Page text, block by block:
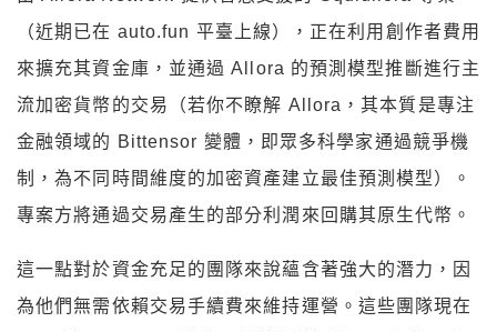
（近期已在 auto.fun 平臺上線），正在利用創作者費用
來擴充其資金庫，並通過 Allora 的預測模型推斷進行主
流加密貨幣的交易（若你不瞭解 Allora，其本質是專注
金融領域的 Bittensor 變體，即眾多科學家通過競爭機
制，為不同時間維度的加密資產建立最佳預測模型）。
專案方將通過交易產生的部分利潤來回購其原生代幣。
這一點對於資金充足的團隊來說蘊含著強大的潛力，因
為他們無需依賴交易手續費來維持運營。這些團隊現在